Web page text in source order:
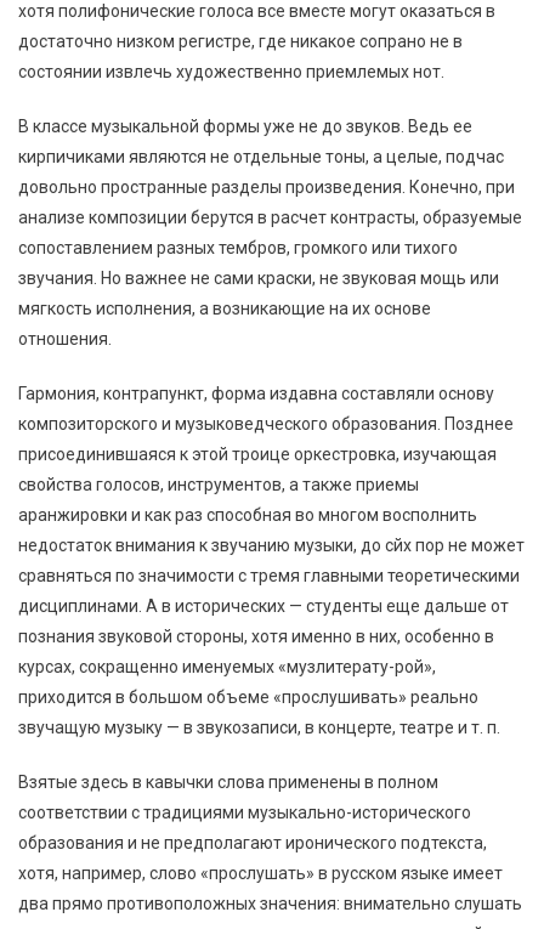
хотя полифонические голоса все вместе могут оказаться в
достаточно низком регистре, где никакое сопрано не в
состоянии извлечь художественно приемлемых нот.
В классе музыкальной формы уже не до звуков. Ведь ее
кирпичиками являются не отдельные тоны, а целые, подчас
довольно пространные разделы произведения. Конечно, при
анализе композиции берутся в расчет контрасты, образуемые
сопоставлением разных тембров, громкого или тихого
звучания. Но важнее не сами краски, не звуковая мощь или
мягкость исполнения, а возникающие на их основе
отношения.
Гармония, контрапункт, форма издавна составляли основу
композиторского и музыковедческого образования. Позднее
присоединившаяся к этой троице оркестровка, изучающая
свойства голосов, инструментов, а также приемы
аранжировки и как раз способная во многом восполнить
недостаток внимания к звучанию музыки, до сйх пор не может
сравняться по значимости с тремя главными теоретическими
дисциплинами. А в исторических — студенты еще дальше от
познания звуковой стороны, хотя именно в них, особенно в
курсах, сокращенно именуемых «музлитерату-рой»,
приходится в большом объеме «прослушивать» реально
звучащую музыку — в звукозаписи, в концерте, театре и т. п.
Взятые здесь в кавычки слова применены в полном
соответствии с традициями музыкально-исторического
образования и не предполагают иронического подтекста,
хотя, например, слово «прослушать» в русском языке имеет
два прямо противоположных значения: внимательно слушать